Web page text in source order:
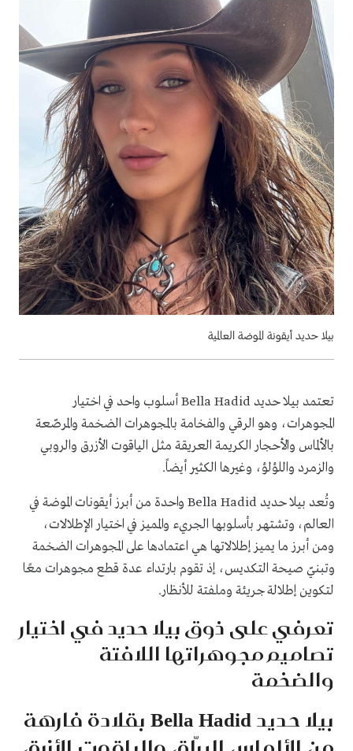
بيلا حديد أيقونة الموضة العالمية
تعتمد بيلا حديد Bella Hadid أسلوب واحد في اختيار
المجوهرات، وهو الرقي والفخامة بالمجوهرات الضخمة والمرصّعة
بالألماس والأحجار الكريمة العريقة مثل الياقوت الأزرق والروبي
والزمرد واللؤلؤ، وغيرها الكثير أيضاً.
وتُعد بيلا حديد Bella Hadid واحدة من أبرز أيقونات الموضة في
العالم، وتشتهر بأسلوبها الجريء والمميز في اختيار الإطلالات،
ومن أبرز ما يميز إطلالاتها هي اعتمادها على المجوهرات الضخمة
وتبنيّ صيحة التكديس، إذ تقوم بارتداء عدة قطع مجوهرات معًا
لتكوين إطلالة جريئة وملفتة للأنظار.
تعرفي على ذوق بيلا حديد في اختيار
تصاميم مجوهراتها اللافتة
والضخمة
بيلا حديد Bella Hadid بقلادة فارهة